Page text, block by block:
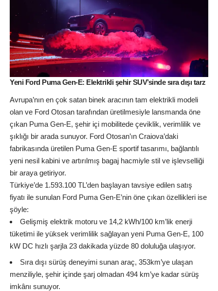
Yeni Ford Puma Gen-E: Elektrikli şehir SUV’sinde sıra dışı tarz
Avrupa’nın en çok satan binek aracının tam elektrikli modeli
olan ve Ford Otosan tarafından üretilmesiyle lansmanda öne
çıkan Puma Gen-E, şehir içi mobilitede çeviklik, verimlilik ve
şıklığı bir arada sunuyor. Ford Otosan’ın Craiova’daki
fabrikasında üretilen Puma Gen-E sportif tasarımı, bağlantılı
yeni nesil kabini ve artırılmış bagaj hacmiyle stil ve işlevselliği
bir araya getiriyor.
Türkiye’de 1.593.100 TL’den başlayan tavsiye edilen satış
fiyatı ile sunulan Ford Puma Gen-E’nin öne çıkan özellikleri ise
şöyle:
Gelişmiş elektrik motoru ve 14,2 kWh/100 km’lik enerji
tüketimi ile yüksek verimlilik sağlayan yeni Puma Gen-E, 100
kW DC hızlı şarjla 23 dakikada yüzde 80 doluluğa ulaşıyor.
Sıra dışı sürüş deneyimi sunan araç, 353km’ye ulaşan
menziliyle, şehir içinde şarj olmadan 494 km’ye kadar sürüş
imkânı sunuyor.